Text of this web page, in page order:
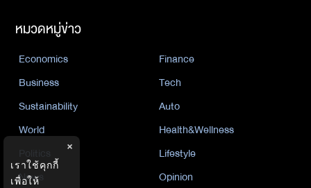
หมวดหมู่ข่าว
Economics
Finance
Business
Tech
Sustainability
Auto
World
Health&Wellness
Lifestyle
News
Opinion
×
เราใช้คุกกี้
เพื่อให้